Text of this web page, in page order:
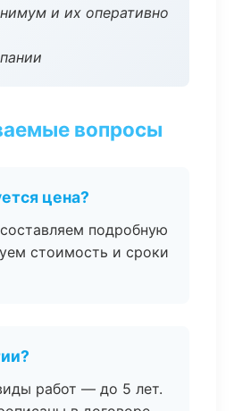
и их оперативно
вопросы
цена?
подробную
стоимость и сроки
работ — до 5 лет.